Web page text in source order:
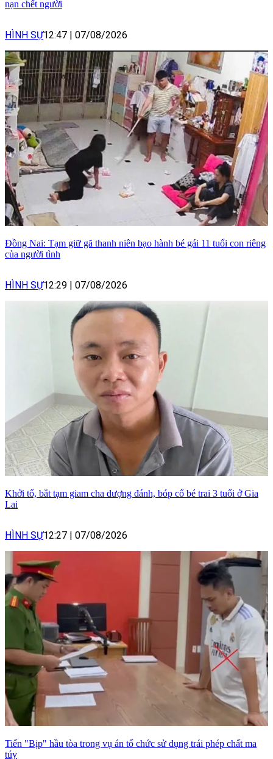
nạn chết người
HÌNH SỰ12:47 | 07/08/2026
Đồng Nai: Tạm giữ gã thanh niên bạo hành bé gái 11 tuổi con riêng
của người tình
HÌNH SỰ12:29 | 07/08/2026
Khởi tố, bắt tạm giam cha dượng đánh, bóp cổ bé trai 3 tuổi ở Gia
Lai
HÌNH SỰ12:27 | 07/08/2026
Tiến "Bịp" hầu tòa trong vụ án tổ chức sử dụng trái phép chất ma
túy